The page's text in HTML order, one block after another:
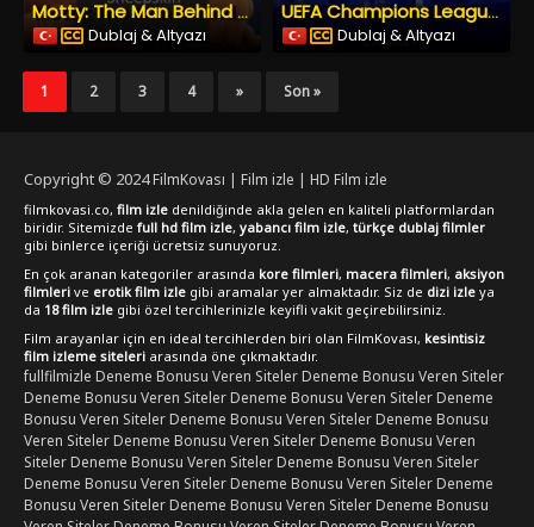
Motty: The Man Behind the Sheepskin (2018) İzle
Dublaj & Altyazı
UEFA Champions League : une saison capitale (2025) İzle
Dublaj & Altyazı
1 2 3 4 » Son »
Copyright © 2024FilmKovası | Film izle | HD Film izle
filmkovasi.co, film izle denildiğinde akla gelen en kaliteli platformlardan
biridir. Sitemizde full hd film izle, yabancı film izle, türkçe dublaj filmler
gibi binlerce içeriği ücretsiz sunuyoruz.
En çok aranan kategoriler arasında kore filmleri, macera filmleri, aksiyon
filmleri ve erotik film izle gibi aramalar yer almaktadır. Siz de dizi izle ya
da 18 film izle gibi özel tercihlerinizle keyifli vakit geçirebilirsiniz.
Film arayanlar için en ideal tercihlerden biri olan FilmKovası, kesintisiz
film izleme siteleri arasında öne çıkmaktadır.
fullfilmizle Deneme Bonusu Veren SitelerDeneme Bonusu Veren Siteler
Deneme Bonusu Veren SitelerDeneme Bonusu Veren SitelerDeneme
Bonusu Veren SitelerDeneme Bonusu Veren SitelerDeneme Bonusu
Veren SitelerDeneme Bonusu Veren SitelerDeneme Bonusu Veren
SitelerDeneme Bonusu Veren SitelerDeneme Bonusu Veren Siteler
Deneme Bonusu Veren SitelerDeneme Bonusu Veren SitelerDeneme
Bonusu Veren SitelerDeneme Bonusu Veren SitelerDeneme Bonusu